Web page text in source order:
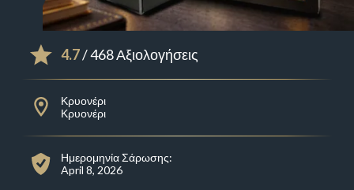
4.7/ 468 Αξιολογήσεις
Κρυονέρι
Κρυονέρι
Ημερομηνία Σάρωσης:
April 8, 2026